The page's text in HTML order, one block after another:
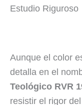
Estudio Riguroso
Aunque el color
detalla en el
Teológico RVR
resistir el rigor